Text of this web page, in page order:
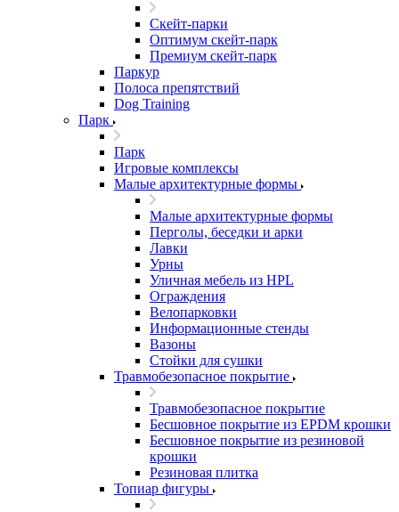
Скейт-парки
Оптимум скейт-парк
Премиум скейт-парк
Паркур
Полоса препятствий
Dog Training
Парк
Парк
Игровые комплексы
Малые архитектурные формы
Малые архитектурные формы
Перголы, беседки и арки
Лавки
Урны
Уличная мебель из HPL
Ограждения
Велопарковки
Информационные стенды
Вазоны
Стойки для сушки
Травмобезопасное покрытие
Травмобезопасное покрытие
Бесшовное покрытие из EPDM крошки
Бесшовное покрытие из резиновой
крошки
Резиновая плитка
Топиар фигуры